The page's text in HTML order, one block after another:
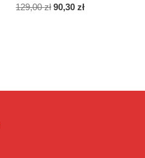
129,00zł 90,30zł